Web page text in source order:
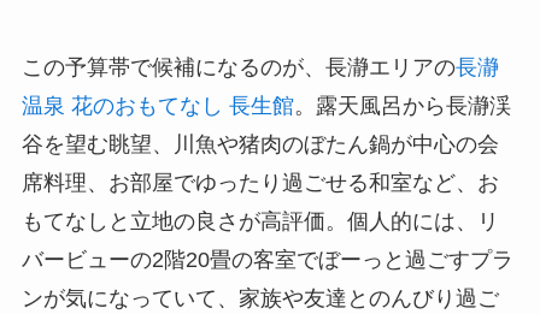
この予算帯で候補になるのが、長瀞エリアの長瀞
温泉 花のおもてなし 長生館。露天風呂から長瀞渓
谷を望む眺望、川魚や猪肉のぼたん鍋が中心の会
席料理、お部屋でゆったり過ごせる和室など、お
もてなしと立地の良さが高評価。個人的には、リ
バービューの2階20畳の客室でぼーっと過ごすプラ
ンが気になっていて、家族や友達とのんびり過ご